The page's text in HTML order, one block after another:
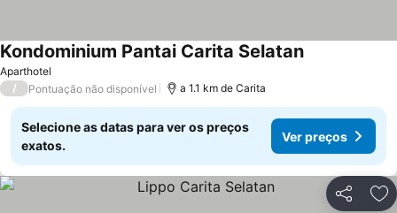
Aparthotel
Kondominium Pantai Carita Selatan
/ Pontuação não disponível a 1.1 km de Carita
Selecione as datas para ver os preços
exatos.
Ver preços
Partilhar